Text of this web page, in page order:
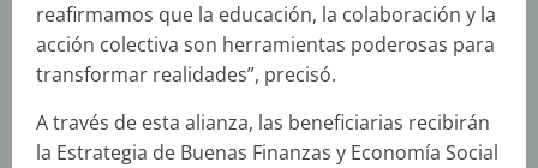
reafirmamos que la educación, la colaboración y la
acción colectiva son herramientas poderosas para
transformar realidades”, precisó.
A través de esta alianza, las beneficiarias recibirán
la Estrategia de Buenas Finanzas y Economía Social